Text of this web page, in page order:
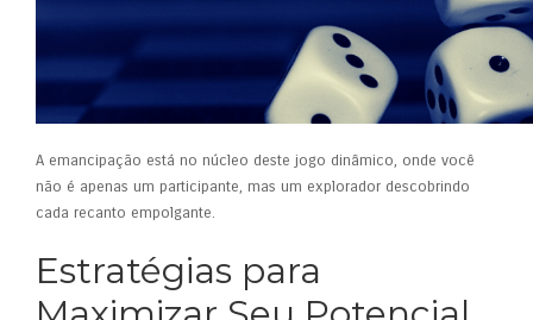
A emancipação está no núcleo deste jogo dinâmico, onde você
não é apenas um participante, mas um explorador descobrindo
cada recanto empolgante.
Estratégias para